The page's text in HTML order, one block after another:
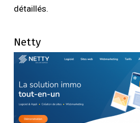
détaillés.
Netty